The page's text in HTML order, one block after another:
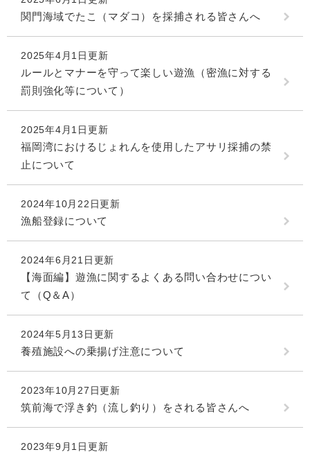
関門海域でたこ（マダコ）を採捕される皆さんへ
2025年4月1日更新
ルールとマナーを守って楽しい遊漁（密漁に対する
罰則強化等について）
2025年4月1日更新
福岡湾におけるじょれんを使用したアサリ採捕の禁
止について
2024年10月22日更新
漁船登録について
2024年6月21日更新
【海面編】遊漁に関するよくある問い合わせについ
て（Q＆A）
2024年5月13日更新
養殖施設への乗揚げ注意について
2023年10月27日更新
筑前海で浮き釣（流し釣り）をされる皆さんへ
2023年9月1日更新